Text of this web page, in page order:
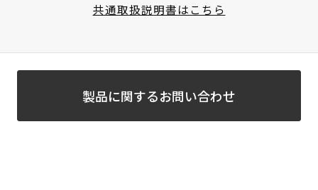
共通取扱説明書はこちら
製品に関するお問い合わせ